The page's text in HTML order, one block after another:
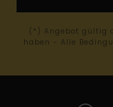
(*) Angebot gültig
haben - Alle